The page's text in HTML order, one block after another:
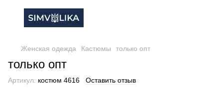
Женская одежда Кастюмы только опт
только опт
Артикул: костюм 4616 Оставить отзыв